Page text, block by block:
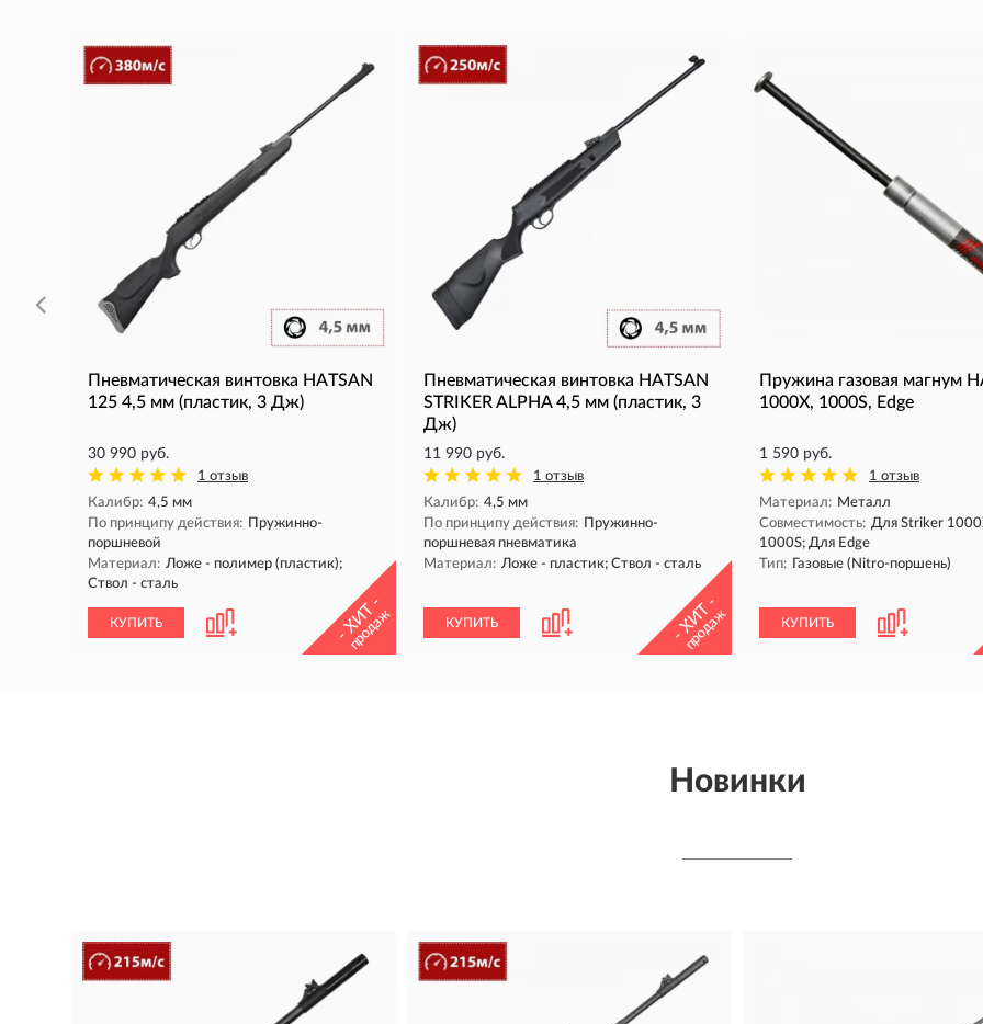
Пневматическая винтовка HATSAN
125 4,5 мм (пластик, 3 Дж)
30 990 руб.
1 отзыв
Калибр: 4,5 мм
По принципу действия:
Пружинно-
поршневой
Материал: Ложе - полимер (пластик);
Ствол - сталь
КУПИТЬ - ХИТ -
продаж
Пневматическая винтовка HATSAN
STRIKER ALPHA 4,5 мм (пластик, 3
Дж)
11 990 руб.
1 отзыв
Калибр: 4,5 мм
По принципу действия:
Пружинно-
поршневая пневматика
Материал: Ложе - пластик; Ствол - сталь
КУПИТЬ - ХИТ -
продаж
Пружина газовая магнум
1000X, 1000S, Edge
1 590 руб.
1 отзыв
Материал: Металл
Совместимость: Для Striker
1000S; Для Edge
Тип:
Газовые (Nitro-поршень)
КУПИТЬ
Новинки